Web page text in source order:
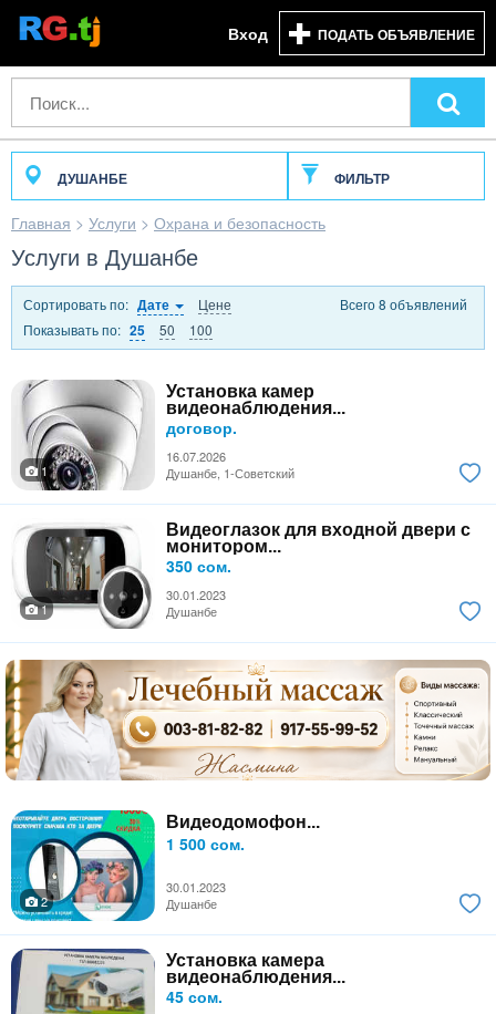
Вход ПОДАТЬ ОБЪЯВЛЕНИЕ
ДУШАНБЕ ФИЛЬТР
Главная > Услуги > Охрана и безопасность
Услуги в Душанбе
Сортировать по: Дате
Цене
Показывать по: 25 50 100
Всего 8 объявлений
Установка камер
видеонаблюдения...
договор.
16.07.2026
1
Душанбе, 1-Советский
Видеоглазок для входной двери с
монитором...
350 сом.
30.01.2023
1
Душанбе
Видеодомофон...
1 500 сом.
30.01.2023
2
Душанбе
Установка камера
видеонаблюдения...
45 сом.